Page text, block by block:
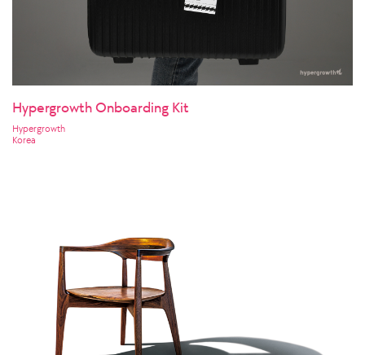
Hypergrowth Onboarding Kit
Hypergrowth
Korea